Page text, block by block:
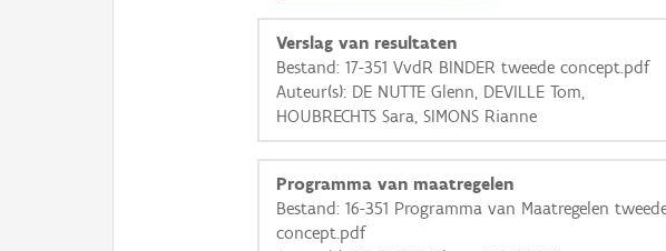
i
+ −
Verslag van resultaten
Bestand: 17-351 VvdR BINDER tweede concept.pdf
Auteur(s): DE NUTTE Glenn, DEVILLE Tom,
HOUBRECHTS Sara, SIMONS Rianne
Programma van maatregelen
Bestand: 16-351 Programma van Maatregelen
concept.pdf